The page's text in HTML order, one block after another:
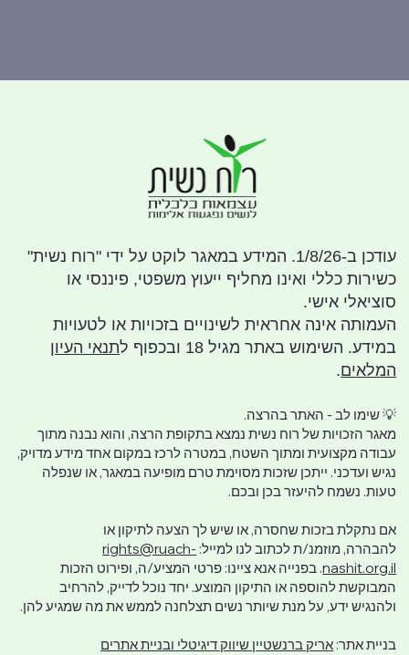
עודכן ב-1/8/26. המידע במאגר לוקט על ידי "רוח נשית"
כשירות כללי ואינו מחליף ייעוץ משפטי, פיננסי או
סוציאלי אישי.
העמותה אינה אחראית לשינויים בזכויות או לטעויות
במידע. השימוש באתר מגיל 18 ובכפוף ל
תנאי העיון
המלאים.
💡 שימו לב - האתר בהרצה.
מאגר הזכויות של רוח נשית נמצא בתקופת הרצה, והוא נבנה מתוך
עבודה מקצועית ומתוך השטח, במטרה לרכז במקום אחד מידע מדויק,
נגיש ועדכני. ייתכן שזכות מסוימת טרם מופיעה במאגר, או שנפלה
טעות. נשמח להיעזר בכן ובכם.
אם נתקלת בזכות שחסרה, או שיש לך הצעה לתיקון או
להבהרה, מוזמנ/ת לכתוב לנו למייל: rights@ruach-
nashit.org.il. בפנייה אנא ציינו: פרטי המציע/ה, ופירוט הזכות
המבוקשת להוספה או התיקון המוצע. יחד נוכל לדייק, להרחיב
ולהנגיש ידע, על מנת שיותר נשים תצלחנה לממש את מה שמגיע להן.
בניית אתר: אריק ברנשטיין שיווק דיגיטלי ובניית אתרים